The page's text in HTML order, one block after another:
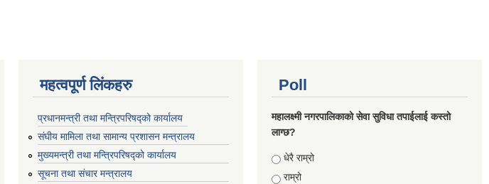
महत्वपूर्ण लिंकहरु
प्रधानमन्त्री तथा मन्त्रिपरिषद्को कार्यालय
संघीय मामिला तथा सामान्य प्रशासन मन्त्रालय
मुख्यमन्त्री तथा मन्त्रिपरिषद्को कार्यालय
सूचना तथा संचार मन्त्रालय
Poll
महालक्ष्मी नगरपालिकाको सेवा सुविधा तपाईलाई कस्तो
लाग्छ?
Choices
धेरै राम्रो
राम्रो